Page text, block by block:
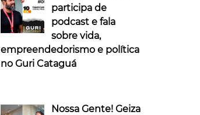
participa de
podcast e fala
sobre vida,
empreendedorismo e política
no Guri Cataguá
Nossa Gente! Geiza